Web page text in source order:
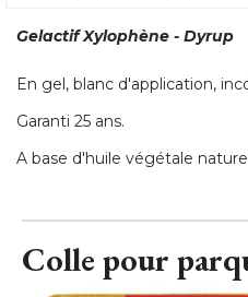
Gelactif Xylophène - Dyrup
En gel, blanc d'application,
Garanti 25 ans.
A base d'huile végétale
Colle pour